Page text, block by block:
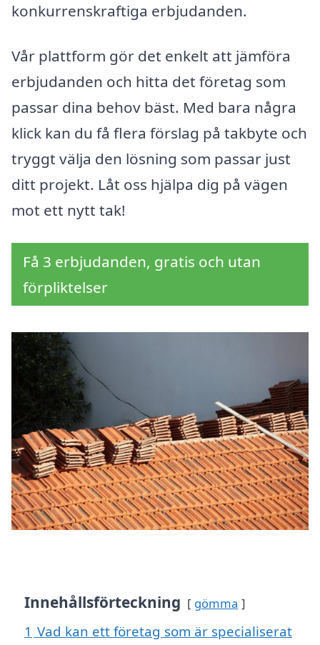
konkurrenskraftiga erbjudanden.
Vår plattform gör det enkelt att jämföra
erbjudanden och hitta det företag som
passar dina behov bäst. Med bara några
klick kan du få flera förslag på takbyte och
tryggt välja den lösning som passar just
ditt projekt. Låt oss hjälpa dig på vägen
mot ett nytt tak!
Få 3 erbjudanden, gratis och utan
förpliktelser
Innehållsförteckning gömma
1 Vad kan ett företag som är specialiserat